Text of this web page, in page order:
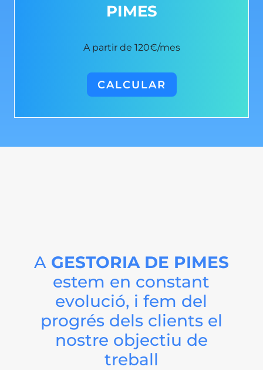
PIMES
A partir de 120€/mes
CALCULAR
AGESTORIA DE PIMES
estem en constant
evolució, i fem del
progrés dels clients el
nostre objectiu de
treball